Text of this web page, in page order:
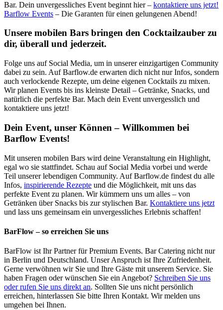
Bar. Dein unvergessliches Event beginnt hier – kontaktiere uns jetzt!
Barflow Events – Die Garanten für einen gelungenen Abend!
Unsere mobilen Bars bringen den Cocktailzauber zu
dir, überall und jederzeit.
Folge uns auf Social Media, um in unserer einzigartigen Community
dabei zu sein. Auf Barflow.de erwarten dich nicht nur Infos, sondern
auch verlockende Rezepte, um deine eigenen Cocktails zu mixen.
Wir planen Events bis ins kleinste Detail – Getränke, Snacks, und
natürlich die perfekte Bar. Mach dein Event unvergesslich und
kontaktiere uns jetzt!
Dein Event, unser Können – Willkommen bei
Barflow Events!
Mit unseren mobilen Bars wird deine Veranstaltung ein Highlight,
egal wo sie stattfindet. Schau auf Social Media vorbei und werde
Teil unserer lebendigen Community. Auf Barflow.de findest du alle
Infos, inspirierende Rezepte und die Möglichkeit, mit uns das
perfekte Event zu planen. Wir kümmern uns um alles – von
Getränken über Snacks bis zur stylischen Bar. Kontaktiere uns jetzt
und lass uns gemeinsam ein unvergessliches Erlebnis schaffen!
BarFlow – so erreichen Sie uns
BarFlow ist Ihr Partner für Premium Events. Bar Catering nicht nur
in Berlin und Deutschland. Unser Anspruch ist Ihre Zufriedenheit.
Gerne verwöhnen wir Sie und Ihre Gäste mit unserem Service. Sie
haben Fragen oder wünschen Sie ein Angebot? Schreiben Sie uns
oder rufen Sie uns direkt an. Sollten Sie uns nicht persönlich
erreichen, hinterlassen Sie bitte Ihren Kontakt. Wir melden uns
umgehen bei Ihnen.